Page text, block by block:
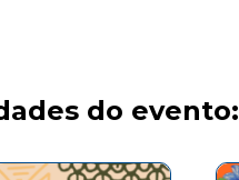
do evento: